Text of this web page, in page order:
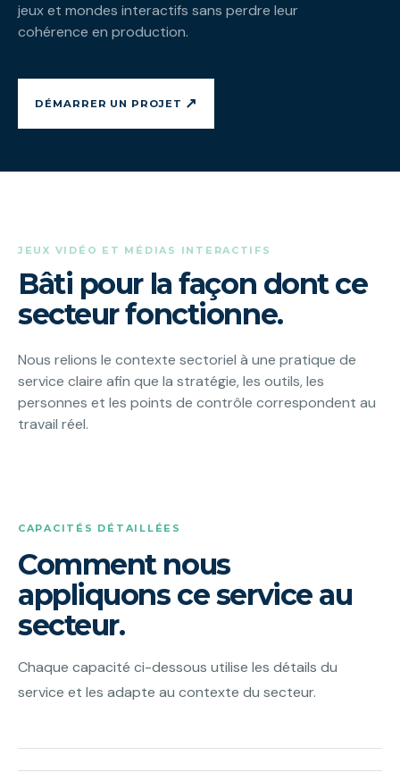
jeux et mondes interactifs sans perdre leur
cohérence en production.
DÉMARRER UN PROJET ↗
JEUX VIDÉO ET MÉDIAS INTERACTIFS
Bâti pour la façon dont ce
secteur fonctionne.
Nous relions le contexte sectoriel à une pratique de
service claire afin que la stratégie, les outils, les
personnes et les points de contrôle correspondent au
travail réel.
CAPACITÉS DÉTAILLÉES
Comment nous
appliquons ce service au
secteur.
Chaque capacité ci-dessous utilise les détails du
service et les adapte au contexte du secteur.